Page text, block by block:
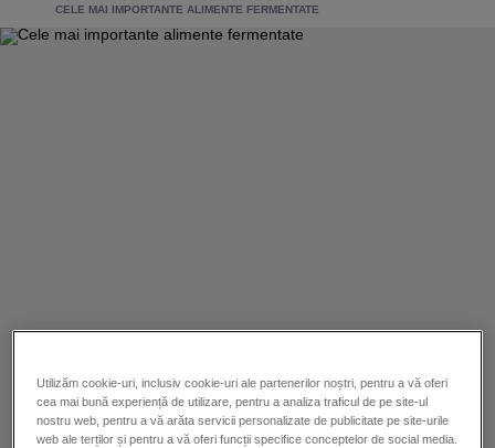
CELE MAI IMPORTANTE ALIMENTE FERMENTATE
Utilizăm cookie-uri, inclusiv cookie-uri ale partenerilor noștri, pentru a vă oferi
cea mai bună experiență de utilizare, pentru a analiza traficul de pe site-ul
nostru web, pentru a vă arăta servicii personalizate de publicitate pe site-urile
web ale terților și pentru a vă oferi funcții specifice conceptelor de social media.